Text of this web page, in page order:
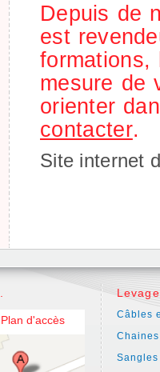
Depuis de
est
formations,
mesure de
orienter
contacter.
Site internet
Plan d'accès
Câbles